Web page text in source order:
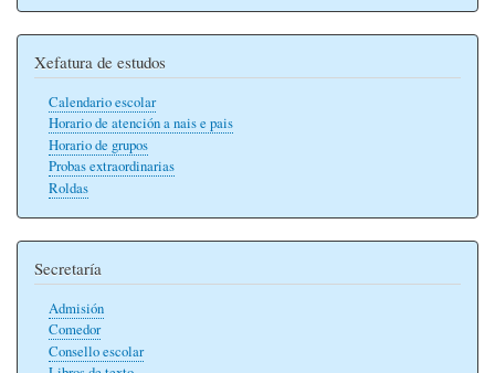
Xefatura de estudos
Calendario escolar
Horario de atención a nais e pais
Horario de grupos
Probas extraordinarias
Roldas
Secretaría
Admisión
Comedor
Consello escolar